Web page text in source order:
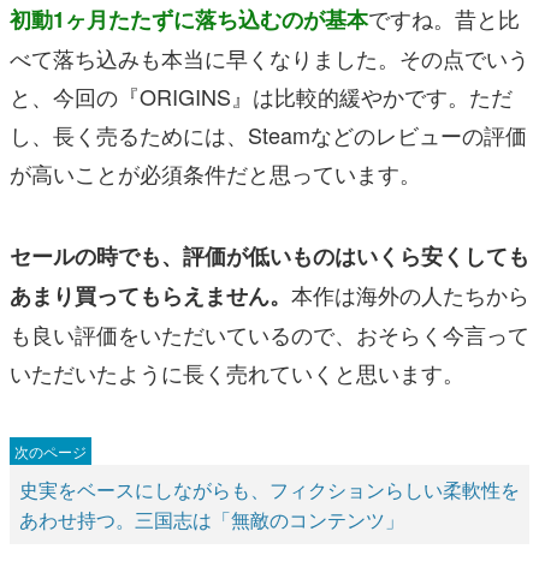
初動1ヶ月たたずに落ち込むのが基本ですね。昔と比
べて落ち込みも本当に早くなりました。その点でいう
と、今回の『ORIGINS』は比較的緩やかです。ただ
し、長く売るためには、Steamなどのレビューの評価
が高いことが必須条件だと思っています。
セールの時でも、評価が低いものはいくら安くしても
あまり買ってもらえません。 本作は海外の人たちから
も良い評価をいただいているので、おそらく今言って
いただいたように長く売れていくと思います。
史実をベースにしながらも、フィクションらしい柔軟性を
あわせ持つ。三国志は「無敵のコンテンツ」